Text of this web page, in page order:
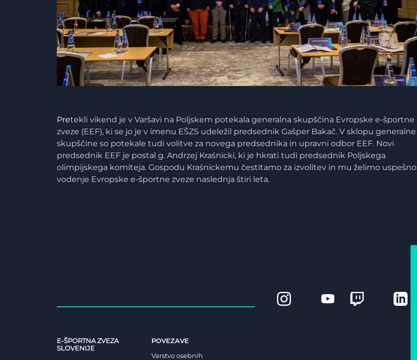
Pretekli vikend je v Varšavi na Poljskem potekala generalna skupščina Evropske e-športne
zveze (EEF), ki se jo je v imenu EŠZS udeležil predsednik Gašper Bakač. V sklopu generalne
skupščine so potekale tudi volitve za novega predsednika in upravni odbor EEF. Novi
predsednik EEF je postal g. Andrzej Kraśnicki, ki je hkrati tudi predsednik Poljskega
olimpijskega komiteja. Gospodu Kraśnickemu čestitamo za izvolitev in mu želimo uspešno
vodenje Evropske e-športne zveze naslednja štiri leta.
E-ŠPORTNA ZVEZA
SLOVENIJE
POVEZAVE
Varstvo osebnih